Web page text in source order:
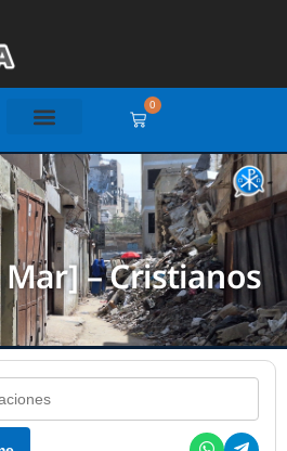
0
– Cristianos